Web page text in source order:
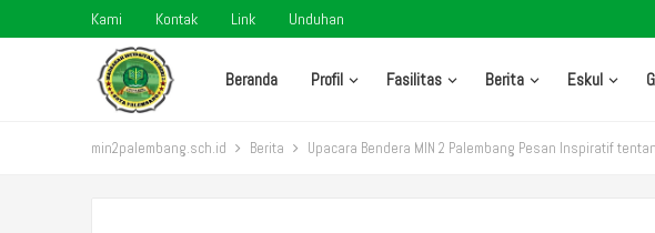
Kami Kontak Link Unduhan
Beranda Profil Fasilitas Berita Eskul
min2palembang.sch.id Berita Upacara Bendera MIN 2 Palembang Pesan Inspiratif